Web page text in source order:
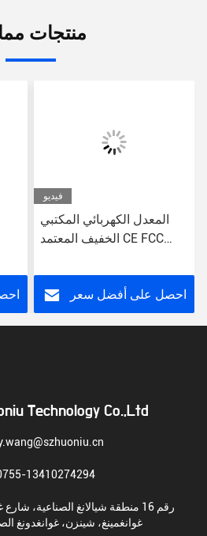
منتجات
فيديو
المعدل الكهربائي المكتبي
الخفيف المعتمد CE FCC
احصل على أفضل سعر
Technology Co.,Ltd
13410274294
رقم 16 منطقة شيالانغ الصناعية،
غوانغمينغ، شينزن، غوانغدونغ الصين